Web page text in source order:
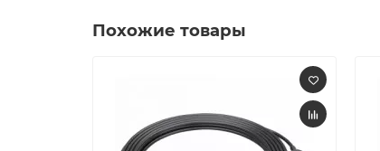
Похожие товары